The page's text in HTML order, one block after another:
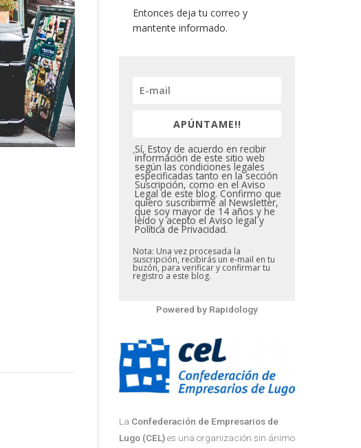
Entonces deja tu correo y
mantente informado.
APÚNTAME!!
Sí, Estoy de acuerdo en recibir
información de este sitio web
según las condiciones legales
especificadas tanto en la sección
Suscripción, como en el Aviso
Legal de este blog. Confirmo que
quiero suscribirme al Newsletter,
que soy mayor de 14 años y he
leído y acepto el Aviso legal y
Política de Privacidad.
Nota: Una vez procesada la
suscripción, recibirás un e-mail en tu
buzón, para verificar y confirmar tu
registro a este blog.
Powered by Rapidology
La Confederación de Empresarios de
Lugo (CEL)es una organización sin ánimo